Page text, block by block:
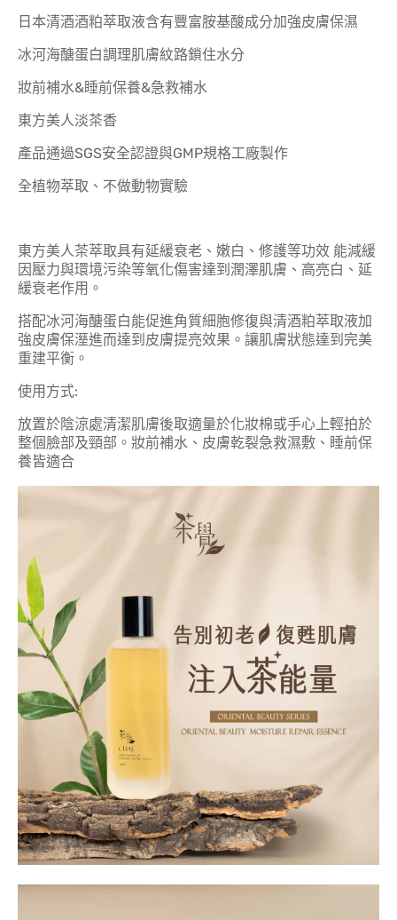
日本清酒酒粕萃取液含有豐富胺基酸成分加強皮膚保濕
冰河海醣蛋白調理肌膚紋路鎖住水分
妝前補水&睡前保養&急救補水
東方美人淡茶香
產品通過SGS安全認證與GMP規格工廠製作
全植物萃取、不做動物實驗
東方美人茶萃取具有延緩衰老、嫩白、修護等功效 能減緩
因壓力與環境污染等氧化傷害達到潤澤肌膚、高亮白、延
緩衰老作用。
搭配冰河海醣蛋白能促進角質細胞修復與清酒粕萃取液加
強皮膚保溼進而達到皮膚提亮效果。讓肌膚狀態達到完美
重建平衡。
使用方式:
放置於陰涼處清潔肌膚後取適量於化妝棉或手心上輕拍於
整個臉部及頸部。妝前補水、皮膚乾裂急救濕敷、睡前保
養皆適合